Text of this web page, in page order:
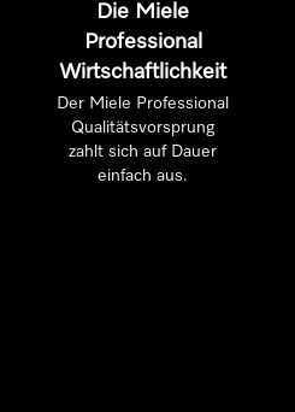
Die Miele
Professional
Wirtschaftlichkeit
Der Miele Professional
Qualitätsvorsprung
zahlt sich auf Dauer
einfach aus.